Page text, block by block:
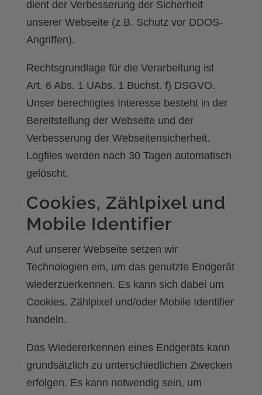
dient der Verbesserung der Sicherheit
unserer Webseite (z.B. Schutz vor DDOS-
Angriffen).
Rechtsgrundlage für die Verarbeitung ist
Art. 6 Abs. 1 UAbs. 1 Buchst. f) DSGVO.
Unser berechtigtes Interesse besteht in der
Bereitstellung der Webseite und der
Verbesserung der Webseitensicherheit.
Logfiles werden nach 30 Tagen automatisch
gelöscht.
Cookies, Zählpixel und
Mobile Identifier
Auf unserer Webseite setzen wir
Technologien ein, um das genutzte Endgerät
wiederzuerkennen. Es kann sich dabei um
Cookies, Zählpixel und/oder Mobile Identifier
handeln.
Das Wiedererkennen eines Endgeräts kann
grundsätzlich zu unterschiedlichen Zwecken
erfolgen. Es kann notwendig sein, um